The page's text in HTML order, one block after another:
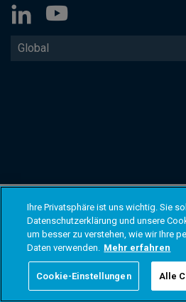
Global
Ihre Privatsphäre ist uns wichtig. Sie
Datenschutzerklärung und unsere
um besser zu verstehen, wie wir Ihre
Daten verwenden. Mehr erfahren
Cookie-Einstellungen Alle